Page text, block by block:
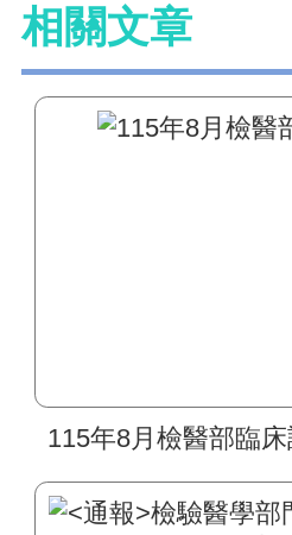
相關文章
115年8月檢醫部臨